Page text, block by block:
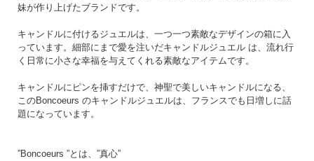
妹が作り上げたブランドです。
キャンドルに付けるジュエルは、一つ一つ素敵なデザインの箱に入
っています。細部にまで愛を注いだキャンドルジュエル は、流れ行
く日常に小さな幸福を与えてくれる素敵なアイテムです。
キャンドルにピンを挿すだけで、神聖で美しいキャンドルになる、
このBoncoeurs のキャンドルジュエルは、フランスでも日増しに話
題になっています。
”Boncoeurs ”とは、”真心”